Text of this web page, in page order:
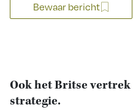
Bewaar bericht
Ook het Britse
strategie.